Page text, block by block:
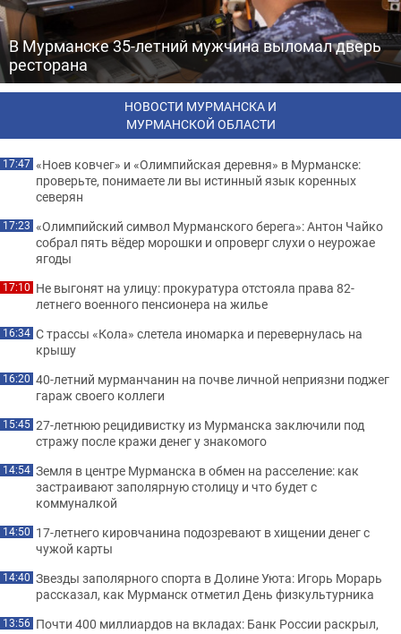
В Мурманске 35-летний мужчина выломал дверь
ресторана
НОВОСТИ МУРМАНСКА И
МУРМАНСКОЙ ОБЛАСТИ
17:47 «Ноев ковчег» и «Олимпийская деревня» в Мурманске:
проверьте, понимаете ли вы истинный язык коренных
северян
17:23 «Олимпийский символ Мурманского берега»: Антон Чайко
собрал пять вёдер морошки и опроверг слухи о неурожае
ягоды
17:10 Не выгонят на улицу: прокуратура отстояла права 82-
летнего военного пенсионера на жилье
16:34 С трассы «Кола» слетела иномарка и перевернулась на
крышу
16:20 40-летний мурманчанин на почве личной неприязни поджег
гараж своего коллеги
15:45 27-летнюю рецидивистку из Мурманска заключили под
стражу после кражи денег у знакомого
14:54 Земля в центре Мурманска в обмен на расселение: как
застраивают заполярную столицу и что будет с
коммуналкой
14:50 17-летнего кировчанина подозревают в хищении денег с
чужой карты
14:40 Звезды заполярного спорта в Долине Уюта: Игорь Морарь
рассказал, как Мурманск отметил День физкультурника
13:56 Почти 400 миллиардов на вкладах: Банк России раскрыл,